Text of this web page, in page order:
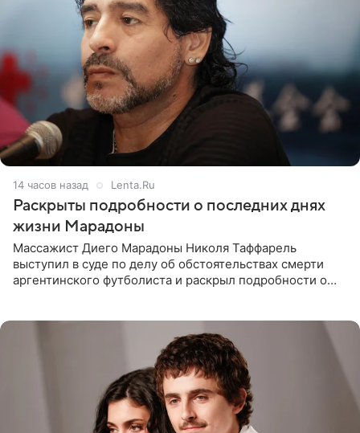
14 часов назад Lenta.Ru
Раскрыты подробности о последних днях
жизни Марадоны
Массажист Диего Марадоны Николя Таффарель
выступил в суде по делу об обстоятельствах смерти
аргентинского футболиста и раскрыл подробности о